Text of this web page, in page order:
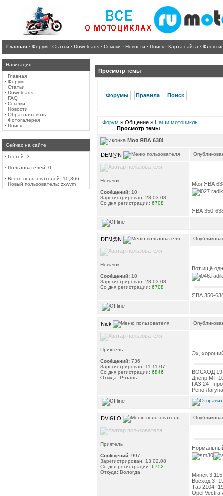
Главная · Форум · Статьи · Downloads · Ссылки · Новости · Поиск · Карта сайта · Флеш-
Навигация
· Главная
· Форум
· Статьи
· Downloads
· FAQ
· Ссылки
· Новости
· Обратная связь
· Фотогалерея
· Поиск
Сейчас на сайте
· Гостей: 3
· Пользователей: 0
· Всего пользователей: 10,366
· Новый пользователь: zxwvm
Просмотр темы
Форумы Правила Поиск
Форум » Общение » Наши мотоциклы
Просмотр темы
Моя ЯВА 638!
DEM@N
Новичок
Сообщений: 10
Зарегистрирован: 28.03.08
Со дня регистрации: 6708
Моя ЯВА
ЯВА 350-
DEM@N
Новичок
Сообщений: 10
Зарегистрирован: 28.03.08
Со дня регистрации: 6708
Вот ищё
ЯВА 350-
Nick
Приятель
Сообщений: 736
Зарегистрирован: 11.11.07
Со дня регистрации: 6846
Откуда: Рязань
Эх,
ВОСХОД
Днепр МТ
ГАЗ 24 -
Рено
DVIGLO
Приятель
Сообщений: 997
Зарегистрирован: 13.02.08
Со дня регистрации: 6752
Откуда: Вологда
Минск
Восход 3-
Таз 2104-
Opel Vectra